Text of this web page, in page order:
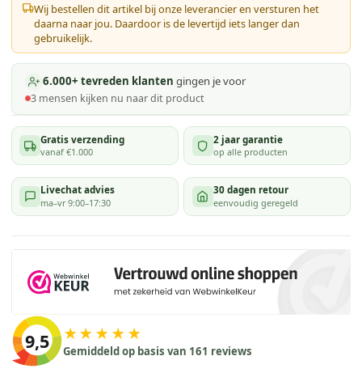
Wij bestellen dit artikel bij onze leverancier en versturen het
daarna naar jou. Daardoor is de levertijd iets langer dan
gebruikelijk.
6.000+ tevreden klanten gingen je voor
3 mensen kijken nu naar dit product
Gratis verzending
vanaf €1.000
2 jaar garantie
op alle producten
Livechat advies
ma–vr 9:00–17:30
30 dagen retour
eenvoudig geregeld
9,5 ★★★★★
Gemiddeld op basis van 161 reviews